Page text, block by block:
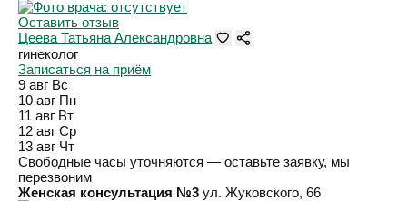
Оставить отзыв
Цеева Татьяна Александровна
гинеколог
Записаться на приём
9 авг Вс
10 авг Пн
11 авг Вт
12 авг Ср
13 авг Чт
Свободные часы уточняются — оставьте заявку, мы
перезвоним
Женская консультация №3 ул. Жуковского, 66